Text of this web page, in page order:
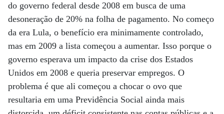
do governo federal desde 2008 em busca de uma
desoneração de 20% na folha de pagamento. No começo
da era Lula, o benefício era minimamente controlado,
mas em 2009 a lista começou a aumentar. Isso porque o
governo esperava um impacto da crise dos Estados
Unidos em 2008 e queria preservar empregos. O
problema é que ali começou a chocar o ovo que
resultaria em uma Previdência Social ainda mais